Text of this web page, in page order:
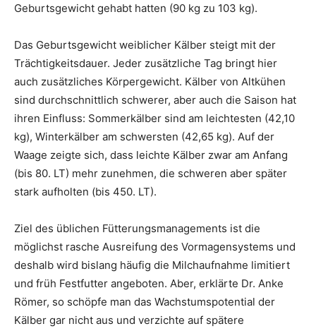
Geburtsgewicht gehabt hatten (90 kg zu 103 kg).
Das Geburtsgewicht weiblicher Kälber steigt mit der
Trächtigkeitsdauer. Jeder zusätzliche Tag bringt hier
auch zusätzliches Körpergewicht. Kälber von Altkühen
sind durchschnittlich schwerer, aber auch die Saison hat
ihren Einfluss: Sommerkälber sind am leichtesten (42,10
kg), Winterkälber am schwersten (42,65 kg). Auf der
Waage zeigte sich, dass leichte Kälber zwar am Anfang
(bis 80. LT) mehr zunehmen, die schweren aber später
stark aufholten (bis 450. LT).
Ziel des üblichen Fütterungsmanagements ist die
möglichst rasche Ausreifung des Vormagensystems und
deshalb wird bislang häufig die Milchaufnahme limitiert
und früh Festfutter angeboten. Aber, erklärte Dr. Anke
Römer, so schöpfe man das Wachstumspotential der
Kälber gar nicht aus und verzichte auf spätere